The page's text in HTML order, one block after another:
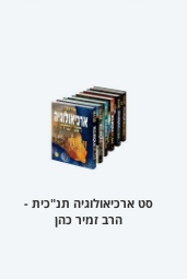
סט ארכיאולוגיה תנ"כית -
הרב זמיר כהן